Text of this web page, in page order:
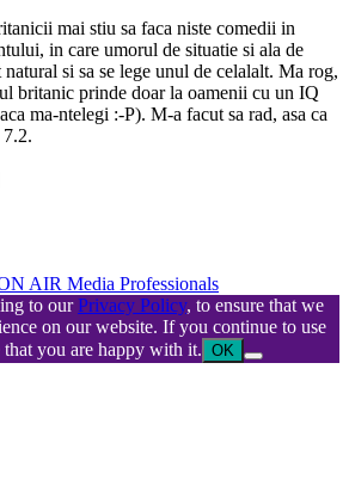
mai stiu sa faca niste comedii in
in care umorul de situatie si ala de
si sa se lege unul de celalalt. Ma rog,
britanic prinde doar la oamenii cu un IQ
ma-ntelegi :-P). M-a facut sa rad, asa ca
AIR Media Professionals
to ourPrivacy Policy, to ensure that we
on our website. If you continue to use
you are happy with it. OK